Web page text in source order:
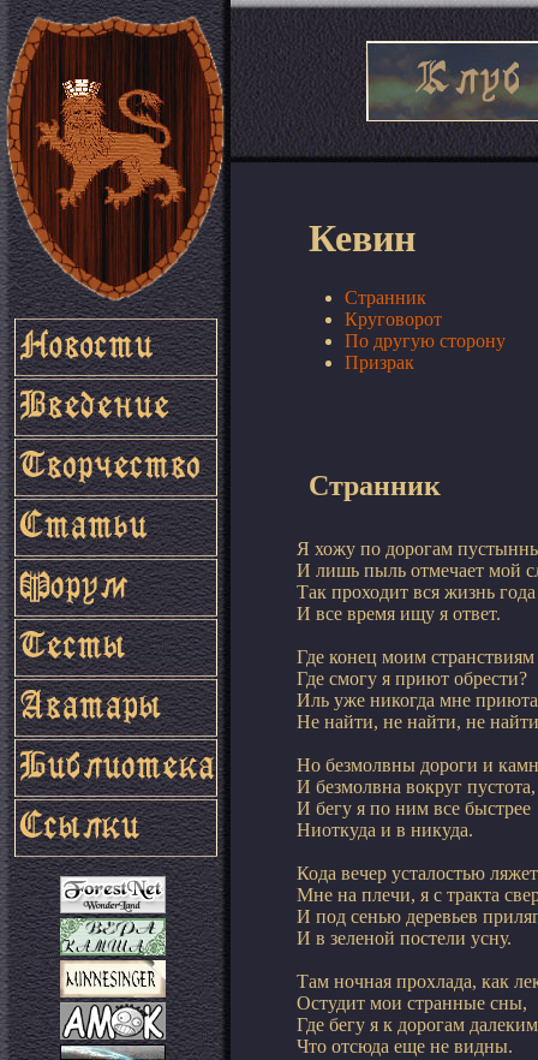
Кевин
Странник
Круговорот
По другую сторону
Призрак
Странник
Я хожу по дорогам
И лишь пыль отмечает мой
Так проходит вся жизнь
И все время ищу я ответ.
Где конец моим странствиям
Где смогу я приют обрести?
Иль уже никогда мне приюта
Не найти, не найти, не
Но безмолвны дороги и
И безмолвна вокруг пустота,
И бегу я по ним все быстрее
Ниоткуда и в никуда.
Кода вечер усталостью ляжет
Мне на плечи, я с тракта
И под сенью деревьев
И в зеленой постели усну.
Там ночная прохлада, как
Остудит мои странные сны,
Где бегу я к дорогам
Что отсюда еще не видны.